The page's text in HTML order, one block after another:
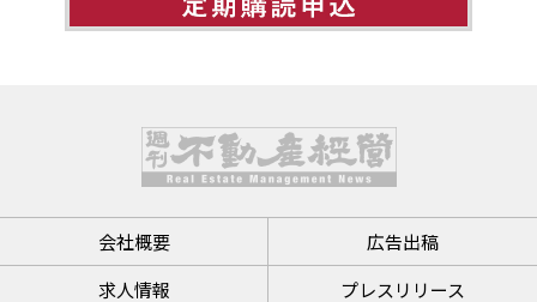
会社概要
広告出稿
求人情報
プレスリリース